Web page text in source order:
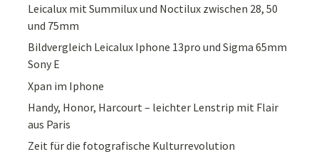
Leicalux mit Summilux und Noctilux zwischen 28, 50
und 75mm
Bildvergleich Leicalux Iphone 13pro und Sigma 65mm
Sony E
Xpan im Iphone
Handy, Honor, Harcourt – leichter Lenstrip mit Flair
aus Paris
Zeit für die fotografische Kulturrevolution